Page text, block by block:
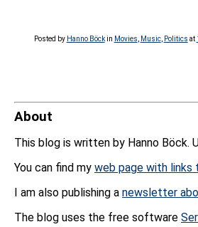
Posted by Hanno Böckin Movies Music, Politics at
About
This blog is written by Hanno Böck.
You can find my web page with links
I am also publishing a newsletter
The blog uses the free software